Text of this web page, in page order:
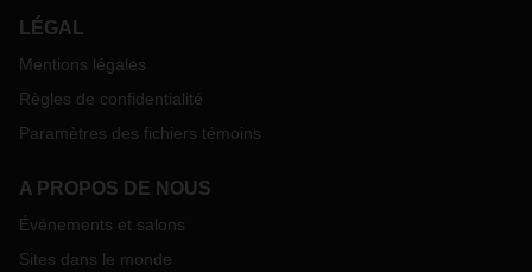
LÉGAL
Mentions légales
Règles de confidentialité
Paramètres des fichiers témoins
A PROPOS DE NOUS
Événements et salons
Sites dans le monde